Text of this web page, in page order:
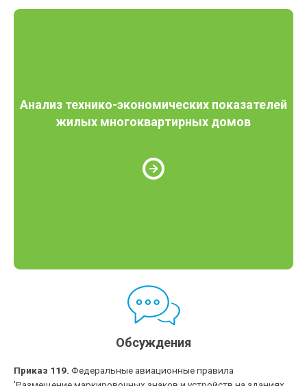
Анализ технико-экономических показателей
жилых многоквартирных домов
Обсуждения
Приказ 119. Федеральные авиационные правила